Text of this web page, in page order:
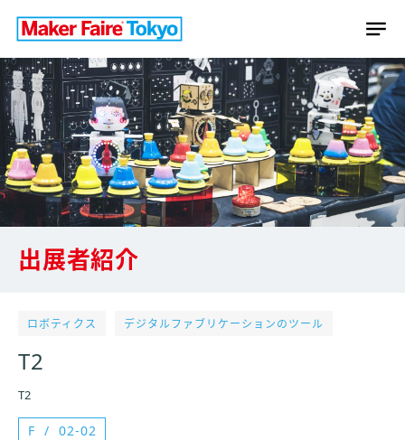
出展者紹介
ロボティクス デジタルファブリケーションのツール
T2
T2
F 02-02